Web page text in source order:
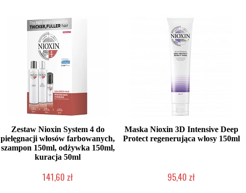
Zestaw Nioxin System 4 do
pielęgnacji włosów farbowanych,
szampon 150ml, odżywka 150ml,
kuracja 50ml
141,60 zł
Maska Nioxin 3D Intensive Deep
Protect regenerująca włosy 150ml
95,40 zł